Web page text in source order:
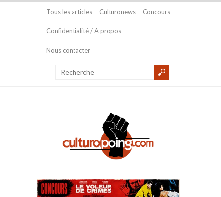
Tous les articles Culturonews Concours
Confidentialité / A propos
Nous contacter